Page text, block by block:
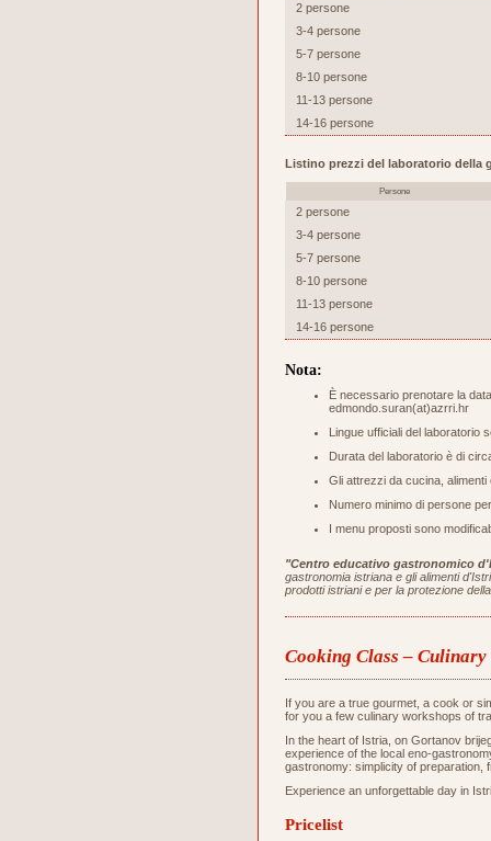
2 persone
3-4 persone
5-7 persone
8-10 persone
11-13 persone
14-16 persone
Listino prezzi del laboratorio della
Persone
2 persone
3-4 persone
5-7 persone
8-10 persone
11-13 persone
14-16 persone
Nota:
È necessario prenotare la
edmondo.suran(at)azrri.hr
Lingue ufficiali del laboratorio
Durata del laboratorio è di
Gli attrezzi da cucina,
Numero minimo di persone
I menu proposti sono
"Centro educativo gastronomico
gastronomia istriana e gli alimenti
prodotti istriani e per la protezione
Cooking Class – Culinary
If you are a true gourmet, a cook or
for you a few culinary workshops of
In the heart of Istria, on Gortanov
experience of the local eno-
gastronomy: simplicity of preparation,
Experience an unforgettable day in
Pricelist